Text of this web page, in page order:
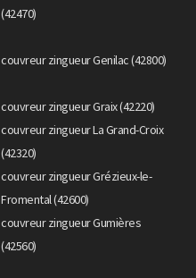
(42470)
couvreur zingueur Genilac (42800)
couvreur zingueur Graix (42220)
couvreur zingueur La Grand-Croix
(42320)
couvreur zingueur Grézieux-le-
Fromental (42600)
couvreur zingueur Gumières
(42560)